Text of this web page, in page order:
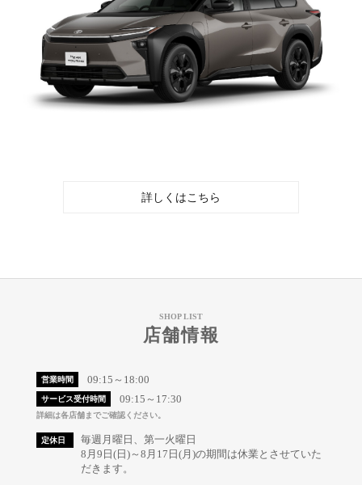
詳しくはこちら
SHOP LIST
店舗情報
営業時間 09:15～18:00
サービス受付時間 09:15～17:30
詳細は各店舗までご確認ください。
定休日
毎週月曜日、第一火曜日
8月9日(日)～8月17日(月)の期間は休業とさせていた
だきます。